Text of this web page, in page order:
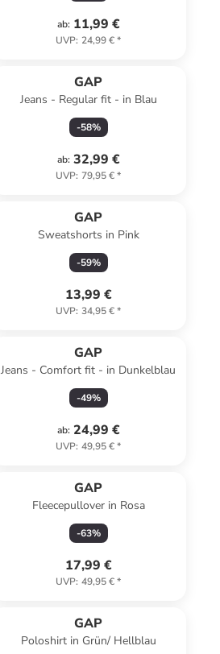
ab: 11,99 €
UVP: 24,99 €*
GAP
Jeans - Regular fit - in Blau
-58%
ab: 32,99 €
UVP: 79,95 €*
GAP
Sweatshorts in Pink
-59%
13,99 €
UVP: 34,95 €*
GAP
Jeans - Comfort fit - in Dunkelblau
-49%
ab: 24,99 €
UVP: 49,95 €*
GAP
Fleecepullover in Rosa
-63%
17,99 €
UVP: 49,95 €*
GAP
Poloshirt in Grün/ Hellblau